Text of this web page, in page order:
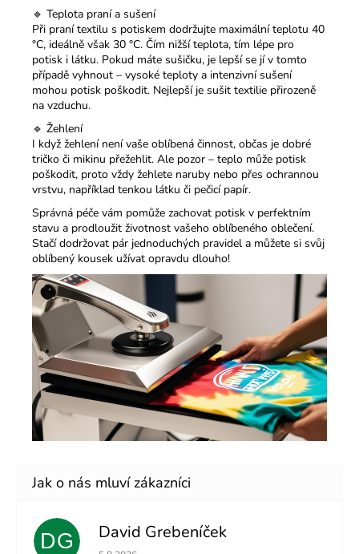
🔹 Teplota praní a sušení
Při praní textilu s potiskem dodržujte maximální teplotu 40
°C, ideálně však 30 °C. Čím nižší teplota, tím lépe pro
potisk i látku. Pokud máte sušičku, je lepší se jí v tomto
případě vyhnout – vysoké teploty a intenzivní sušení
mohou potisk poškodit. Nejlepší je sušit textilie přirozeně
na vzduchu.
🔹 Žehlení
I když žehlení není vaše oblíbená činnost, občas je dobré
tričko či mikinu přežehlit. Ale pozor – teplo může potisk
poškodit, proto vždy žehlete naruby nebo přes ochrannou
vrstvu, například tenkou látku či pečicí papír.
Správná péče vám pomůže zachovat potisk v perfektním
stavu a prodloužit životnost vašeho oblíbeného oblečení.
Stačí dodržovat pár jednoduchých pravidel a můžete si svůj
oblíbený kousek užívat opravdu dlouho!
DG David Grebeníček
Hodnocení obchodu je 5 z 5 hvězdiček.